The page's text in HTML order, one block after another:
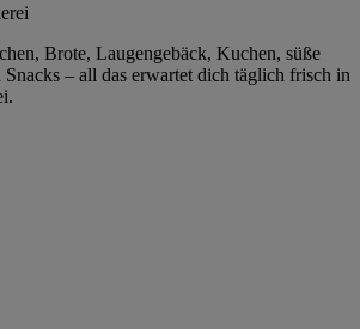
Brote, Laugengebäck, Kuchen, süße
– all das erwartet dich täglich frisch in